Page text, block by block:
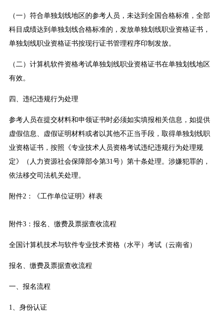
（一）符合单独划线地区的参考人员，未达到全国合格标准，全部
科目成绩达到单独划线合格标准的，发放单独划线职业资格证书，
单独划线职业资格证书按现行证书管理程序印制发放。
（二）计算机软件资格考试单独划线职业资格证书在单独划线地区
有效。
四、违纪违规行为处理
参考人员在提交材料和申领证书时必须如实填报相关信息，如提供
虚假信息、虚假证明材料或者以其他不正当手段，取得单独划线职
业资格证书，按照《专业技术人员资格考试违纪违规行为处理规
定》（人力资源社会保障部令第31号）第十条处理。涉嫌犯罪的，
依法移交司法机关处理。
附件2：《工作单位证明》样表
附件3：报名、缴费及票据查收流程
全国计算机技术与软件专业技术资格（水平）考试（云南省）
报名、缴费及票据查收流程
一、报名流程
1、身份认证